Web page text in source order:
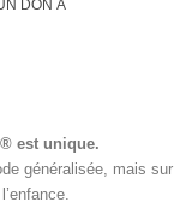
DON À
® est unique.
généralisée, mais sur